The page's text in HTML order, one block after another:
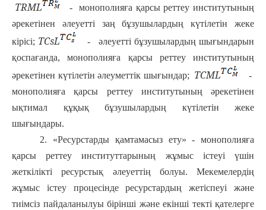
TRML -монополияға қарсы реттеу институтының
әрекетінен әлеуетті заң бұзушылардың күтілетін жеке
кірісі; TCsL -әлеуетті бұзушылардың шығындарын
қоспағанда, монополияға қарсы реттеу институтының
әрекетінен күтілетін әлеуметтік шығындар; TCML
-
монополияға қарсы реттеу институтының әрекетінен
ықтимал құқық бұзушылардың күтілетін жеке
шығындары.
2. «Ресурстарды қамтамасыз ету» - монополияға
қарсы реттеу институттарының жұмыс істеуі үшін
жеткілікті ресурстық әлеуеттің болуы. Мекемелердің
жұмыс істеу процесінде ресурстардың жетіспеуі және
тиімсіз пайдаланылуы бірінші және екінші текті қателерге